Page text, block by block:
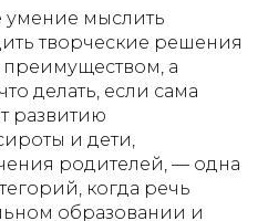
мыслить
творческие решения
преимуществом, а
делать, если сама
развитию
и дети,
родителей, — одна
когда речь
образовании и